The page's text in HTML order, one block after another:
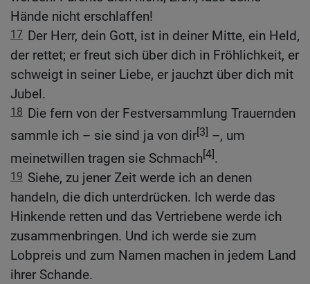
Hände nicht erschlaffen!
17 Der Herr, dein Gott, ist in deiner Mitte, ein Held,
der rettet; er freut sich über dich in Fröhlichkeit, er
schweigt in seiner Liebe, er jauchzt über dich mit
Jubel.
18 Die fern von der Festversammlung Trauernden
sammle ich – sie sind ja von dir[3] –, um
meinetwillen tragen sie Schmach[4].
19 Siehe, zu jener Zeit werde ich an denen
handeln, die dich unterdrücken. Ich werde das
Hinkende retten und das Vertriebene werde ich
zusammenbringen. Und ich werde sie zum
Lobpreis und zum Namen machen in jedem Land
ihrer Schande.